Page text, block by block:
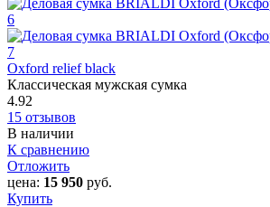
Oxford‎ relief black
Классическая мужская сумка
4.92
15 отзывов
В наличии
К сравнению
Отложить
цена: 15 950 руб.
Купить